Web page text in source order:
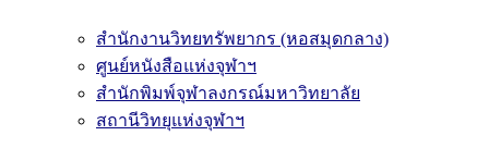
สำนักงานวิทยทรัพยากร (หอสมุดกลาง)
ศูนย์หนังสือแห่งจุฬาฯ
สำนักพิมพ์จุฬาลงกรณ์มหาวิทยาลัย
สถานีวิทยุแห่งจุฬาฯ